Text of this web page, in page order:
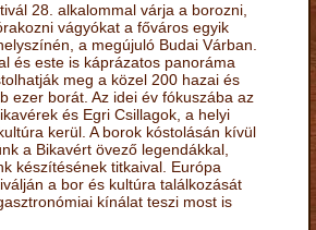
28. alkalommal várja a borozni,
vágyókat a főváros egyik
a megújuló Budai Várban.
és este is káprázatos panoráma
meg a közel 200 hazai és
ezer borát. Az idei év fókuszába az
és Egri Csillagok, a helyi
kerül. A borok kóstolásán kívül
a Bikavért övező legendákkal,
készítésének titkaival. Európa
a bor és kultúra találkozását
kínálat teszi most is